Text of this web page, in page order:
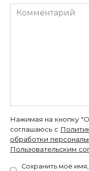
Комментарий
Нажимая на кнопку
соглашаюсь с
обработки
Пользовательским
Сохранить моё